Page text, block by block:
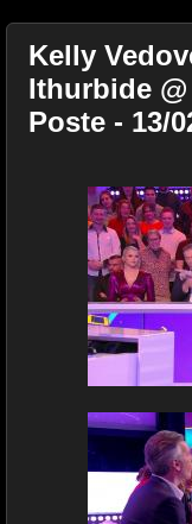
Kelly
Ithurbide
Poste - 13/